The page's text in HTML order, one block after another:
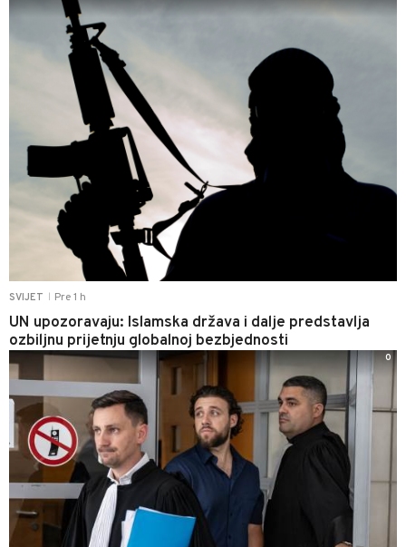
SVIJET Pre 1 h
UN upozoravaju: Islamska država i dalje predstavlja
ozbiljnu prijetnju globalnoj bezbjednosti
0